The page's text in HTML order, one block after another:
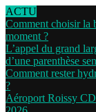
ACTU
Comment choisir la
moment ?
L’appel du grand
d’une parenthèse
Comment rester
?
Aéroport Roissy